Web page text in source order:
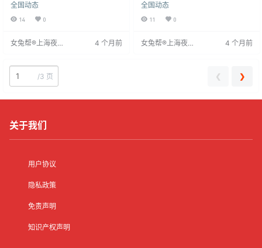
为突出，成为城市夜生活的亮点。
现招聘包厢服务员，要求形象气质
500元，工作时间为20:30至02:0
金，欢迎有才艺者
全国动态
14 0
女兔帮®上海夜场
4 个月前
轻人放松身心的热门场所。该行业
职位多样，包括服务员、DJ等，工
内容主要涉及服务客人、推销酒
场提交简历，经面试、培训和试岗
后上岗。对模特要求较高，注重美
全国动态
11 0
女兔帮®上海夜场
4 个月前
/3 页 ❮ ❯
关于我们
用户协议
隐私政策
免责声明
知识产权声明